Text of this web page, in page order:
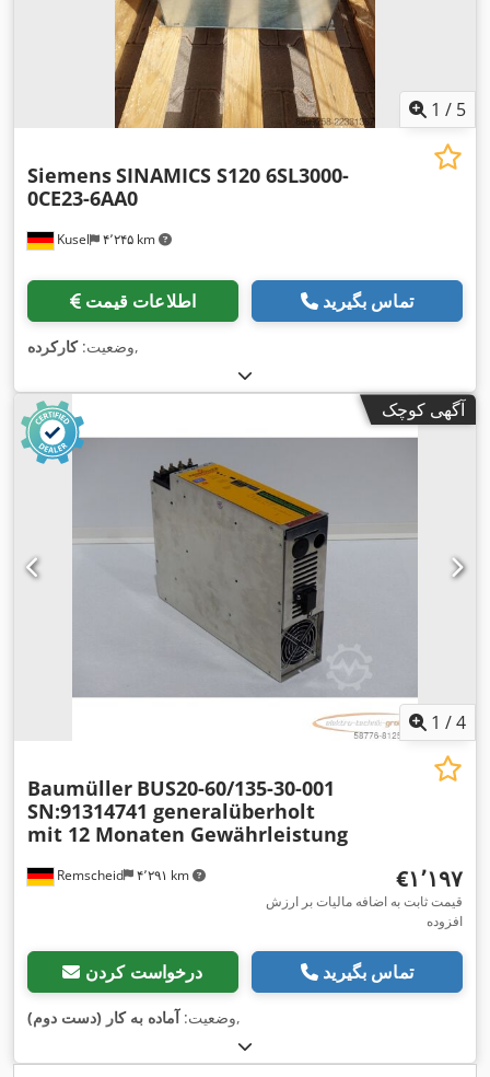
1 / 5
Kusel ۴٬۲۴۵ km
SiemensSINAMICS S120 6SL3000-
0CE23-6AA0
اطلاعات قیمت تماس بگیرید
وضعیت:کارکرده ,
آگهی کوچک
1 /4
Remscheid ۴٬۲۹۱ km
Baumüller BUS20-60/135-30-001
SN:91314741 generalüberholt
mit 12 Monaten Gewährleistung
‎€۱٬۱۹۷
قیمت ثابت به اضافه مالیات بر ارزش
افزوده
درخواست کردن تماس بگیرید
وضعیت:آماده به کار (دست دوم) ,